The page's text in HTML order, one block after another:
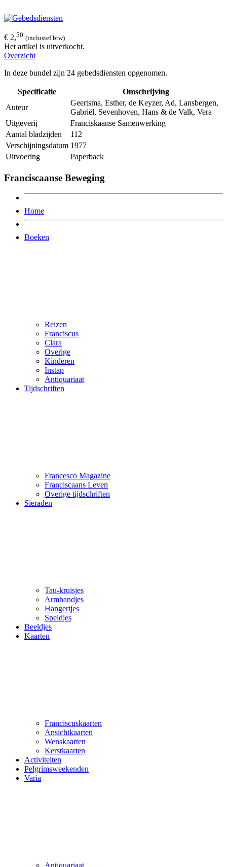
€ 2,50 (inclusief btw)
Het artikel is uitverkocht.
Overzicht
In deze bundel zijn 24 gebedsdiensten opgenomen.
Specificatie
Omschrijving
Auteur
Geertsma, Esther, de Keyzer, Ad, Lansbergen,
Gabriël, Sevenhoven, Hans & de Valk, Vera
Uitgeverij
Franciskaanse Samenwerking
Aantal bladzijden
112
Verschijningsdatum 1977
Uitvoering
Paperback
Franciscaanse Beweging
Home
Boeken
Reizen
Franciscus
Clara
Overige
Kinderen
Instap
Antiquariaat
Tijdschriften
Francesco Magazine
Franciscaans Leven
Overige tijdschriften
Sieraden
Tau-kruisjes
Armbandjes
Hangertjes
Speldjes
Beeldjes
Kaarten
Franciscuskaarten
Ansichtkaarten
Wenskaarten
Kerstkaarten
Activiteiten
Pelgrimsweekenden
Varia
Antiquariaat